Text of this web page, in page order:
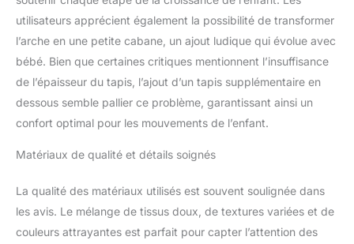
surstimulation.
APPRENTISSAGE À LA
MAISON BASÉ SUR DES
RECHERCHES : un guide
de jeu (en anglais)
accompagne The Play
Gym, ainsi les parents
peuvent guider
bébé avec 24 activités
scientifiquement.
bébé alors qu’il découvre
le jeu sur le ventre, qu’il
utilisateurs apprécient également la possibilité de transformer
l’arche en une petite cabane, un ajout ludique qui évolue avec
bébé. Bien que certaines critiques mentionnent l’insuffisance
de l’épaisseur du tapis, l’ajout d’un tapis supplémentaire en
dessous semble pallier ce problème, garantissant ainsi un
confort optimal pour les mouvements de l’enfant.
Matériaux de qualité et détails soignés
La qualité des matériaux utilisés est souvent soulignée dans
les avis. Le mélange de tissus doux, de textures variées et de
couleurs attrayantes est parfait pour capter l’attention des